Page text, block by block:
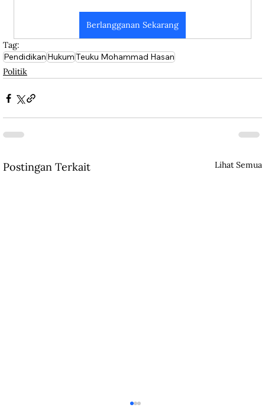
Berlangganan Sekarang
Tag:
PendidikanHukumTeuku Mohammad Hasan
Politik
Postingan Terkait Lihat Semua